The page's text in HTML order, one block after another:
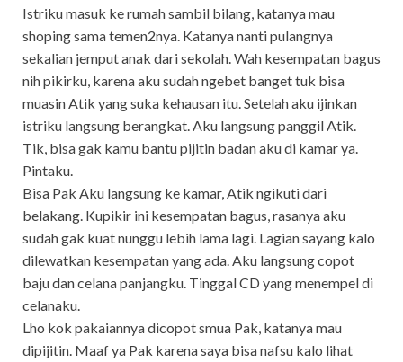
Istriku masuk ke rumah sambil bilang, katanya mau
shoping sama temen2nya. Katanya nanti pulangnya
sekalian jemput anak dari sekolah. Wah kesempatan bagus
nih pikirku, karena aku sudah ngebet banget tuk bisa
muasin Atik yang suka kehausan itu. Setelah aku ijinkan
istriku langsung berangkat. Aku langsung panggil Atik.
Tik, bisa gak kamu bantu pijitin badan aku di kamar ya.
Pintaku.
Bisa Pak Aku langsung ke kamar, Atik ngikuti dari
belakang. Kupikir ini kesempatan bagus, rasanya aku
sudah gak kuat nunggu lebih lama lagi. Lagian sayang kalo
dilewatkan kesempatan yang ada. Aku langsung copot
baju dan celana panjangku. Tinggal CD yang menempel di
celanaku.
Lho kok pakaiannya dicopot smua Pak, katanya mau
dipijitin. Maaf ya Pak karena saya bisa nafsu kalo lihat